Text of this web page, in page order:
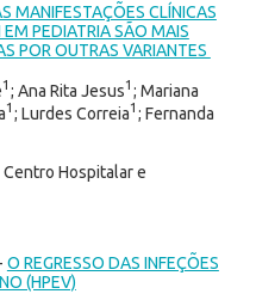
MANIFESTAÇÕES CLÍNICAS
PEDIATRIA SÃO MAIS
POR OUTRAS VARIANTES
1 ; Ana Rita Jesus1 ; Mariana
1 ; Lurdes Correia1 ; Fernanda
Hospitalar e
O REGRESSO DAS INFEÇÕES
(HPEV)